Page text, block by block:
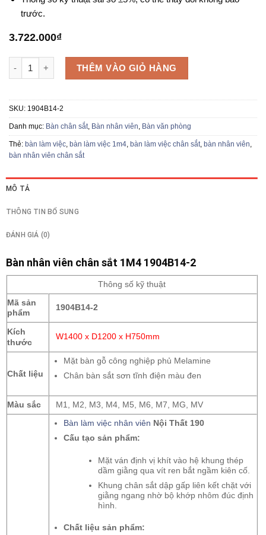
trước.
3.722.000₫
Bàn nhân viên 1M4 1904B14-2 số lượng
THÊM VÀO GIỎ HÀNG
SKU: 1904B14-2
Danh mục: Bàn chân sắt, Bàn nhân viên, Bàn văn phòng
Thẻ: bàn làm việc, bàn làm việc 1m4, bàn làm việc chân sắt, bàn nhân viên,
bàn nhân viên chân sắt
MÔ TẢ
THÔNG TIN BỔ SUNG
ĐÁNH GIÁ (0)
Bàn nhân viên chân sắt 1M4 1904B14-2
Thông số kỹ thuật
Mã sản
phẩm
1904B14-2
Kích
thước
W1400 x D1200 x H750mm
Chất liệu
Mặt bàn gỗ công nghiệp phủ Melamine
Chân bàn sắt sơn tĩnh điện màu đen
Màu sắc M1, M2, M3, M4, M5, M6, M7, MG, MV
Bàn làm việc nhân viên Nội Thất 190
Cấu tạo sản phẩm:
Mặt ván định vị khít vào hệ khung thép
dầm giằng qua vít ren bắt ngầm kiên cố.
Khung chân sắt dập gấp liên kết chặt với
giằng ngang nhờ bộ khớp nhôm đúc định
hình.
Chất liệu sản phẩm: